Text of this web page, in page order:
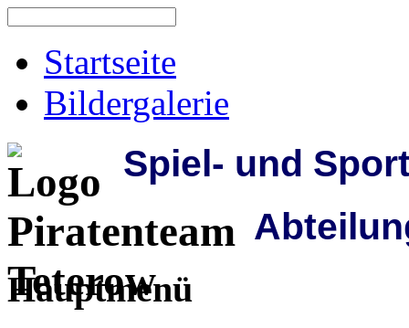
Startseite
Bildergalerie
Spiel- und
Hauptmenü